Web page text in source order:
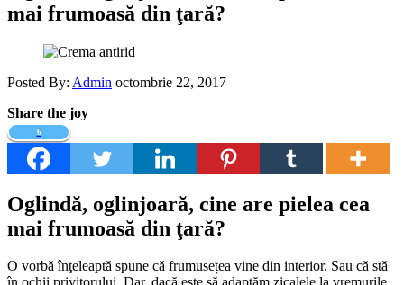
mai frumoasă din ţară?
Posted By: Admin octombrie 22, 2017
Share the joy
6
Oglindă, oglinjoară, cine are pielea cea
mai frumoasă din ţară?
O vorbă înţeleaptă spune că frumusețea vine din interior. Sau că stă